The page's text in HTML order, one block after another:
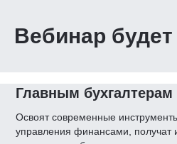
Вебинар будет
Главным бухгалтерам
Освоят современные
управления финансами, получат